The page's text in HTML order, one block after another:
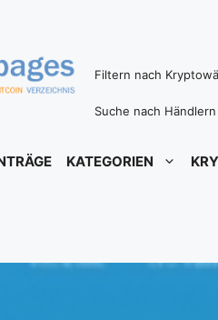
Filtern nach
Suche nach
KATEGORIEN